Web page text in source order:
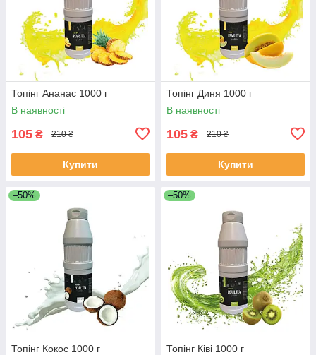
Топінг Ананас 1000 г
В наявності
105 ₴ 210 ₴
Купити
Топінг Диня 1000 г
В наявності
105 ₴ 210 ₴
Купити
–50%
Топінг Кокос 1000 г
–50%
Топінг Ківі 1000 г